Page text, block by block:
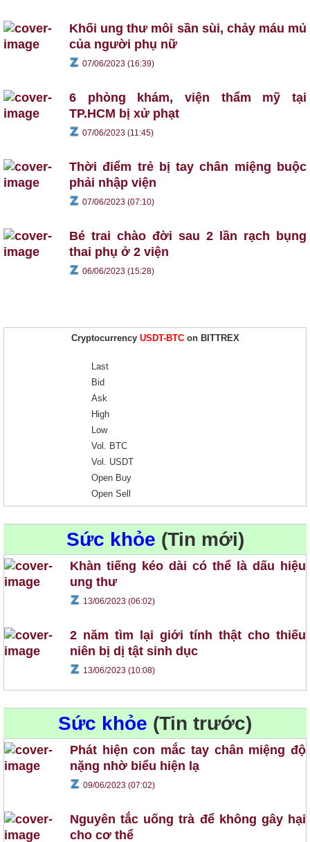
Khối ung thư môi sần sùi, chảy máu mủ
của người phụ nữ
07/06/2023 (16:39)
6 phòng khám, viện thẩm mỹ tại
TP.HCM bị xử phạt
07/06/2023 (11:45)
Thời điểm trẻ bị tay chân miệng buộc
phải nhập viện
07/06/2023 (07:10)
Bé trai chào đời sau 2 lần rạch bụng
thai phụ ở 2 viện
06/06/2023 (15:28)
Cryptocurrency USDT-BTCon BITTREX
Last
Bid
Ask
High
Low
Vol. BTC
Vol. USDT
Open Buy
Open Sell
Sức khỏe (Tin mới)
Khàn tiếng kéo dài có thể là dấu hiệu
ung thư
13/06/2023 (06:02)
2 năm tìm lại giới tính thật cho thiếu
niên bị dị tật sinh dục
13/06/2023 (10:08)
Sức khỏe (Tin trước)
Phát hiện con mắc tay chân miệng độ
nặng nhờ biểu hiện lạ
09/06/2023 (07:02)
Nguyên tắc uống trà để không gây hại
cho cơ thể